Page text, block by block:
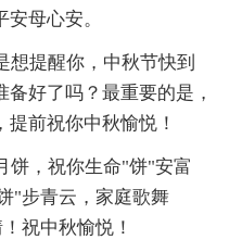
母心安。
想提醒你，中秋节快到
好了吗？最重要的是，
前祝你中秋愉悦！
饼，祝你生命"饼"安富
"步青云，家庭歌舞
祝中秋愉悦！